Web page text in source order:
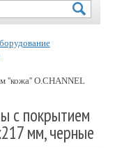
''кожа'' O.CHANNEL
с покрытием
мм, черные